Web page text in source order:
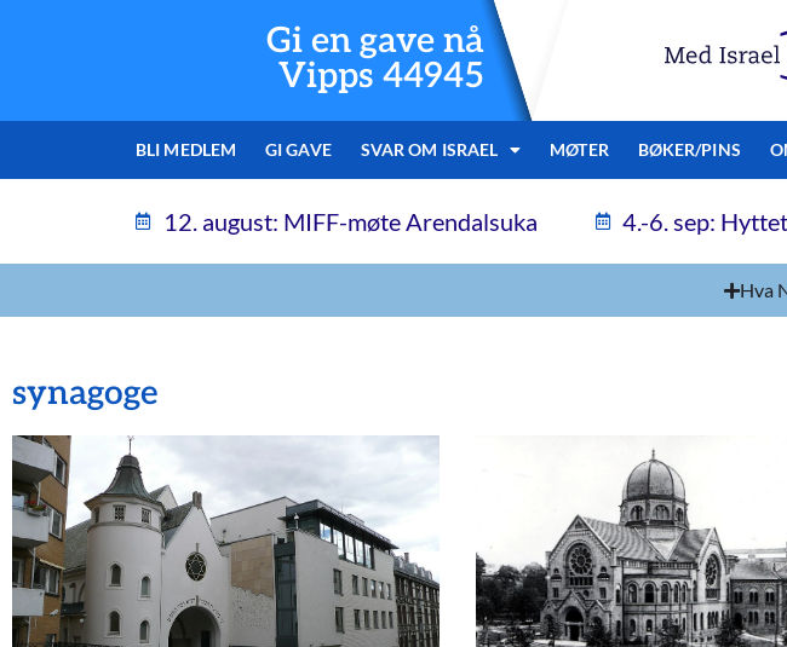
Gi en gave nå
Vipps 44945
BLI MEDLEM GI GAVE SVAR OM ISRAEL MØTER BØKER/PINS
12. august: MIFF-møte Arendalsuka 4.-6. sep:
Hva
synagoge